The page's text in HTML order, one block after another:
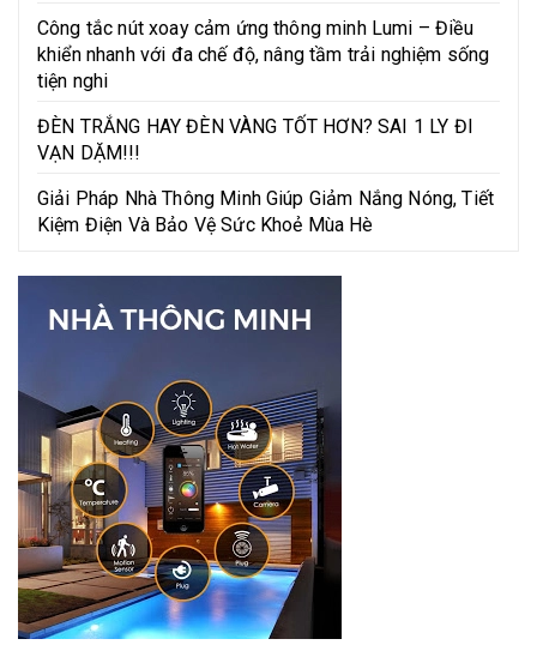
Công tắc nút xoay cảm ứng thông minh Lumi – Điều
khiển nhanh với đa chế độ, nâng tầm trải nghiệm sống
tiện nghi
ĐÈN TRẮNG HAY ĐÈN VÀNG TỐT HƠN? SAI 1 LY ĐI
VẠN DẶM!!!
Giải Pháp Nhà Thông Minh Giúp Giảm Nắng Nóng, Tiết
Kiệm Điện Và Bảo Vệ Sức Khoẻ Mùa Hè